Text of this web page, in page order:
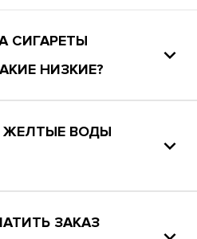
СИГАРЕТЫ
НИЗКИЕ?
ЖЕЛТЫЕ ВОДЫ
ЗАКАЗ